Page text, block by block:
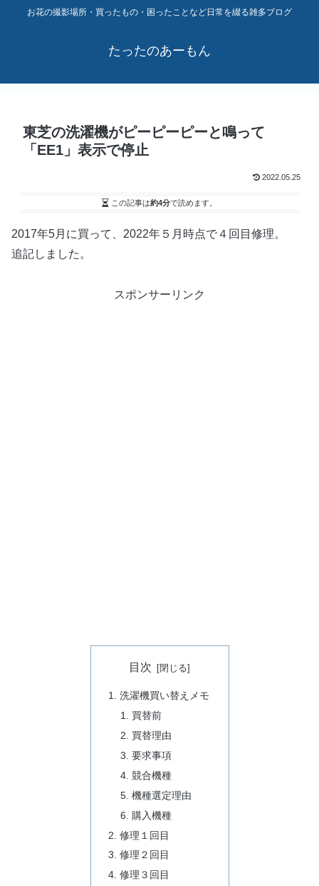
お花の撮影場所・買ったもの・困ったことなど日常を綴る雑多ブログ
たったのあーもん
東芝の洗濯機がピーピーピーと鳴って
「EE1」表示で停止
2022.05.25
この記事は約4分で読めます。
2017年5月に買って、2022年５月時点で４回目修理。
追記しました。
スポンサーリンク
目次
洗濯機買い替えメモ
買替前
買替理由
要求事項
競合機種
機種選定理由
購入機種
修理１回目
修理２回目
修理３回目